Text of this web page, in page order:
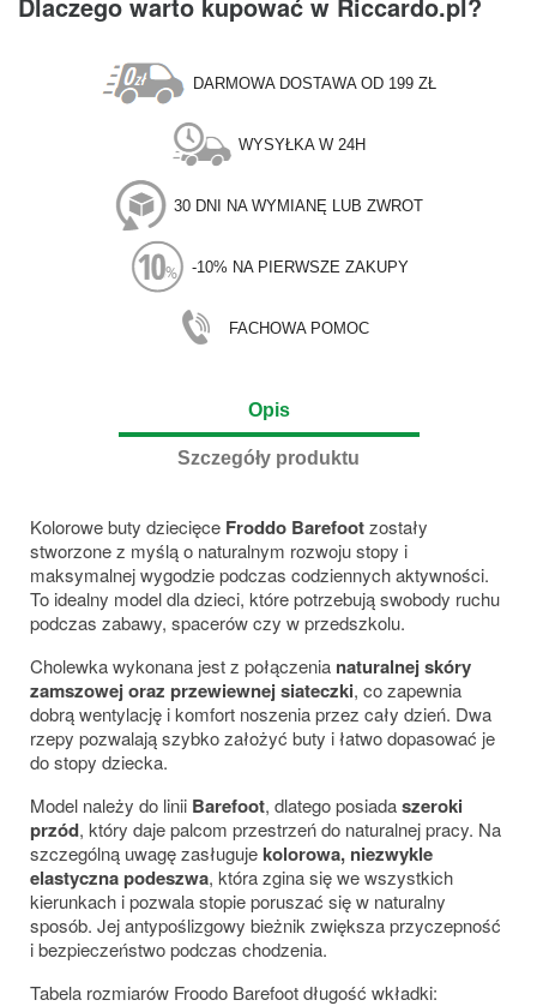
DARMOWA DOSTAWA OD 199 ZŁ
WYSYŁKA W 24H
30 DNI NA WYMIANĘ LUB ZWROT
-10% NA PIERWSZE ZAKUPY
FACHOWA POMOC
Opis
Szczegóły produktu
Kolorowe buty dziecięce Froddo Barefootzostały
stworzone z myślą o naturalnym rozwoju stopy i
maksymalnej wygodzie podczas codziennych aktywności.
To idealny model dla dzieci, które potrzebują swobody ruchu
podczas zabawy, spacerów czy w przedszkolu.
Cholewka wykonana jest z połączenia naturalnej skóry
zamszowej oraz przewiewnej siateczki, co zapewnia
dobrą wentylację i komfort noszenia przez cały dzień. Dwa
rzepy pozwalają szybko założyć buty i łatwo dopasować je
do stopy dziecka.
Model należy do linii Barefoot, dlatego posiadaszeroki
przód, który daje palcom przestrzeń do naturalnej pracy. Na
szczególną uwagę zasługuje kolorowa, niezwykle
elastyczna podeszwa, która zgina się we wszystkich
kierunkach i pozwala stopie poruszać się w naturalny
sposób. Jej antypoślizgowy bieżnik zwiększa przyczepność
i bezpieczeństwo podczas chodzenia.
Tabela rozmiarów Froodo Barefoot długość wkładki: